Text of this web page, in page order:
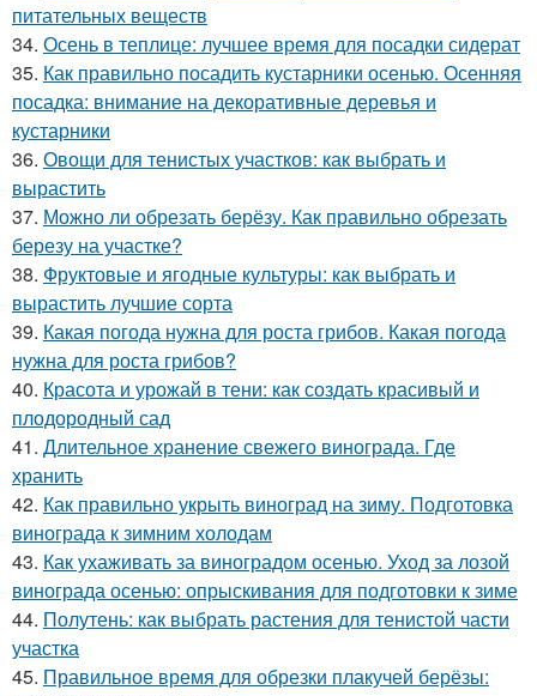
питательных веществ
34. Осень в теплице: лучшее время для посадки сидерат
35. Как правильно посадить кустарники осенью. Осенняя
посадка: внимание на декоративные деревья и
кустарники
36. Овощи для тенистых участков: как выбрать и
вырастить
37. Можно ли обрезать берёзу. Как правильно обрезать
березу на участке?
38. Фруктовые и ягодные культуры: как выбрать и
вырастить лучшие сорта
39. Какая погода нужна для роста грибов. Какая погода
нужна для роста грибов?
40. Красота и урожай в тени: как создать красивый и
плодородный сад
41. Длительное хранение свежего винограда. Где
хранить
42. Как правильно укрыть виноград на зиму. Подготовка
винограда к зимним холодам
43. Как ухаживать за виноградом осенью. Уход за лозой
винограда осенью: опрыскивания для подготовки к зиме
44. Полутень: как выбрать растения для тенистой части
участка
45. Правильное время для обрезки плакучей берёзы: